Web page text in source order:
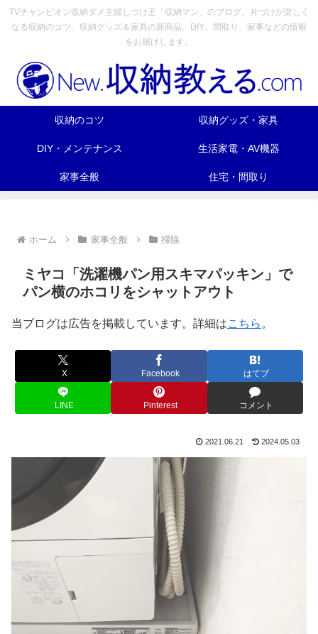
TVチャンピオン収納ダメ主婦しつけ王「収納マン」のブログ。片づけが楽しく
なる収納のコツ、収納グッズ＆家具の新商品、DIY、間取り、家事などの情報
をお届けします。
収納のコツ 収納グッズ・家具
DIY・メンテナンス 生活家電・AV機器
家事全般 住宅・間取り
ホーム 家事全般 掃除
ミヤコ「洗濯機パン用スキマパッキン」で
パン横のホコリをシャットアウト
当ブログは広告を掲載しています。詳細はこちら 。
X Facebook はてブ
LINE Pinterest コメント
2021.06.21 2024.05.03